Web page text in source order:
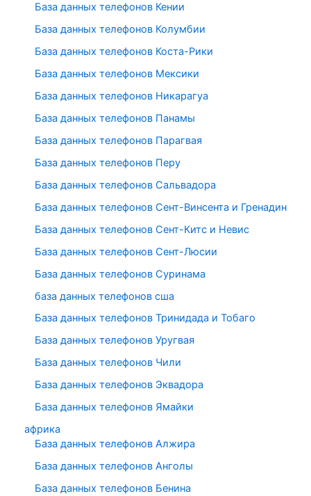
База данных телефонов Кении
База данных телефонов Колумбии
База данных телефонов Коста-Рики
База данных телефонов Мексики
База данных телефонов Никарагуа
База данных телефонов Панамы
База данных телефонов Парагвая
База данных телефонов Перу
База данных телефонов Сальвадора
База данных телефонов Сент-Винсента и Гренадин
База данных телефонов Сент-Китс и Невис
База данных телефонов Сент-Люсии
База данных телефонов Суринама
база данных телефонов сша
База данных телефонов Тринидада и Тобаго
База данных телефонов Уругвая
База данных телефонов Чили
База данных телефонов Эквадора
База данных телефонов Ямайки
африка
База данных телефонов Алжира
База данных телефонов Анголы
База данных телефонов Бенина